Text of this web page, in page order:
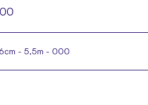
- 5,5m - 000